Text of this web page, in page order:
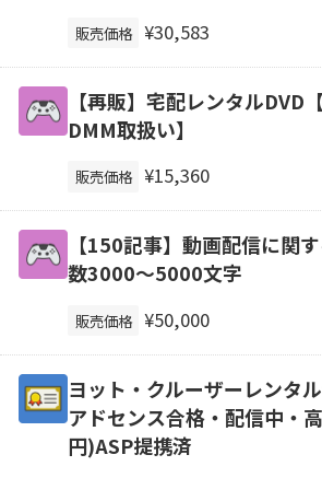
販売価格 ¥30,583
【再販】宅配レンタルDVD
DMM取扱い】
販売価格 ¥15,360
【150記事】動画配信に関
数3000～5000文字
販売価格 ¥50,000
ヨット・クルーザーレンタ
アドセンス合格・配信中・
円)ASP提携済